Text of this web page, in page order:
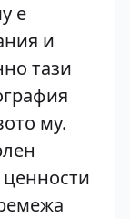
е
и
тази
му.